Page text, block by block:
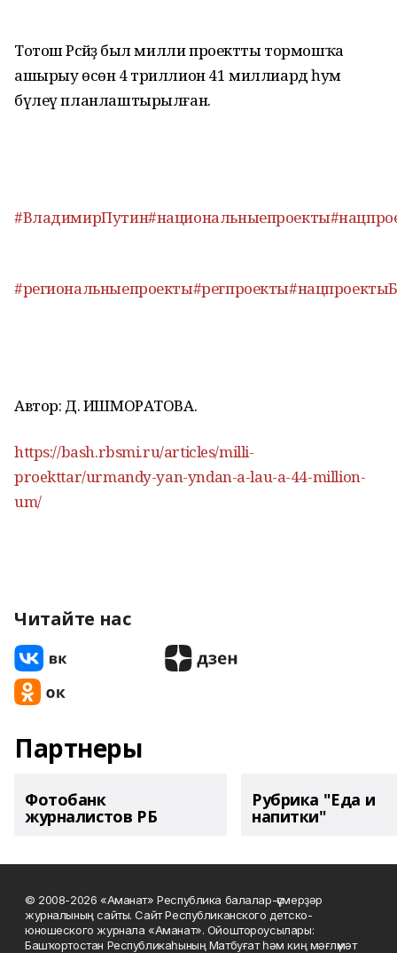
Тотош Рәсәйҙә был милли проектты тормошҡа
ашырыу өсөн 4 триллион 41 миллиард һум
бүлеү планлаштырылған.
#ВладимирПутин#национальныепроекты
#региональныепроекты#регпроекты
Автор: Д. ИШМОРАТОВА.
https://bash.rbsmi.ru/articles/milli-
proekttar/urmandy-yan-yndan-a-lau-a-44-million-
um/
Читайте нас
Партнеры
Фотобанк
журналистов РБ
Рубрика "Еда и
напитки"
© 2008-2026 «Аманат» Республика балалар-үҫмерҙәр
журналының сайты. Сайт Республиканского детско-
юношеского журнала «Аманат». Ойоштороусылары:
Башҡортостан Республикаһының Матбуғат һәм киң мәғлүмәт